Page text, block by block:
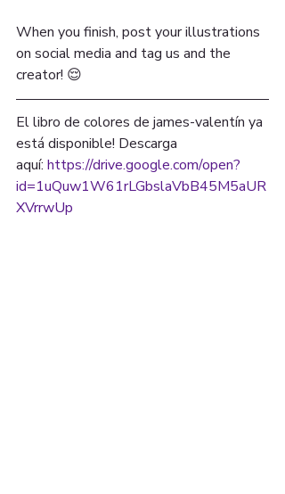
When you finish, post your illustrations
on social media and tag us and the
creator! 😌
El libro de colores de james-valentín ya
está disponible! Descarga
aquí: https://drive.google.com/open?
id=1uQuw1W61rLGbslaVbB45M5aUR
XVrrwUp